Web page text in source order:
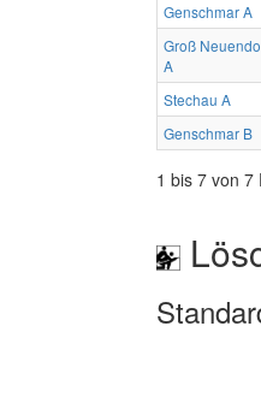
Genschmar A
Groß
A
Stechau A
Genschmar B
1 bis 7 von 7